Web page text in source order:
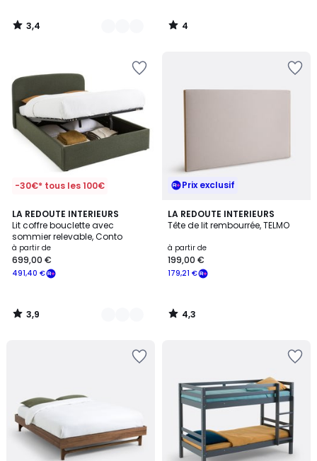
3,4
/
4
/
-30€* tous les 100€
LA REDOUTE INTERIEURS
Lit coffre bouclette avec
sommier relevable, Conto
à partir de
491,40 €
699,00 €
3,9
/ 5
2
Couleurs
3,9
/
Prix exclusif
LA REDOUTE INTERIEURS
Tête de lit rembourrée, TELMO
à partir de
179,21 €
199,00 €
4,3
/ 5
4,3
/